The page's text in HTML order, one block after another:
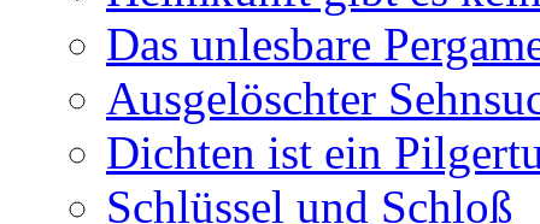
Das unlesbare
Ausgelöschter
Dichten ist ein
Schlüssel und Schloß